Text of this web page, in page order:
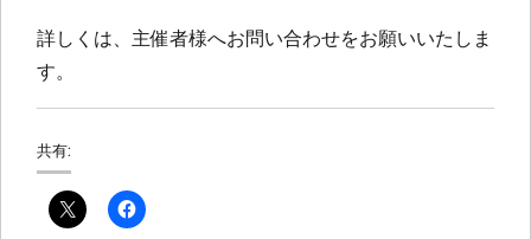
詳しくは、主催者様へお問い合わせをお願いいたしま
す。
共有: